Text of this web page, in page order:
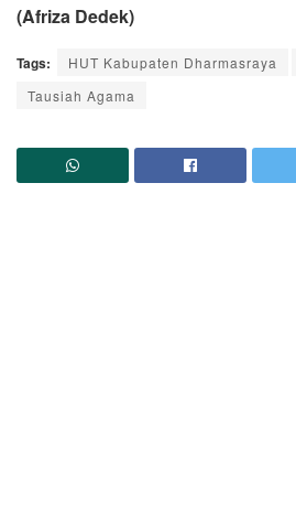
(Afriza Dedek)
Tags: HUT Kabupaten Dharmasraya
Tausiah Agama